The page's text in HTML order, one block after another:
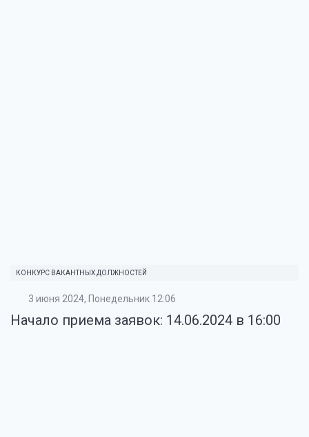
КОНКУРС ВАКАНТНЫХ ДОЛЖНОСТЕЙ
3 июня 2024, Понедельник 12:06
Начало приема заявок: 14.06.2024 в 16:00